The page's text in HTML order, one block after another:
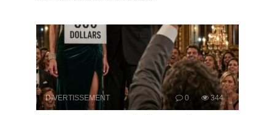
DIVERTISSEMENT 0 344